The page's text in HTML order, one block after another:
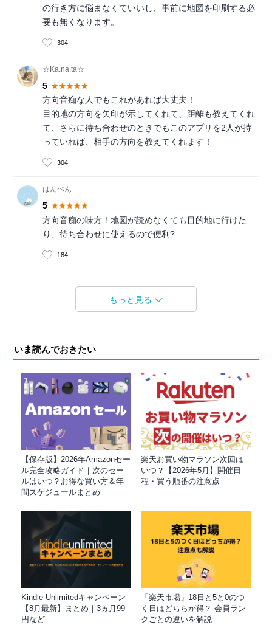
の行き方に悩まなくていいし、事前に地図を印刷する必
要も無くなります。
304
☆Ka.na.ta☆
5
方向音痴な人でもこれがあれば大丈夫！
目的地の方向を矢印が示してくれて、距離も教えてくれ
て、さらに待ち合わせのときでもこのアプリを2人が持
っていれば、相手の方向を教えてくれます！
304
はんぺん
5
方向音痴の味方！地図が読めなくても目的地に行けた
り、待ち合わせに使えるので便利?
184
もっと見る
いま読んでおきたい
【保存版】2026年Amazonセー
ル完全攻略ガイド｜次のセー
ルはいつ？お得な買い方＆年
間スケジュールまとめ
楽天お買い物マラソン次回は
いつ？【2026年5月】開催日
程・買う順番の注意点
Kindle Unlimitedキャンペーン
【8月最新】まとめ｜3ヵ月99
円など
「楽天市場」18日と5と0のつ
く日はどちらが得？ 会員ラン
クごとの違いを解説